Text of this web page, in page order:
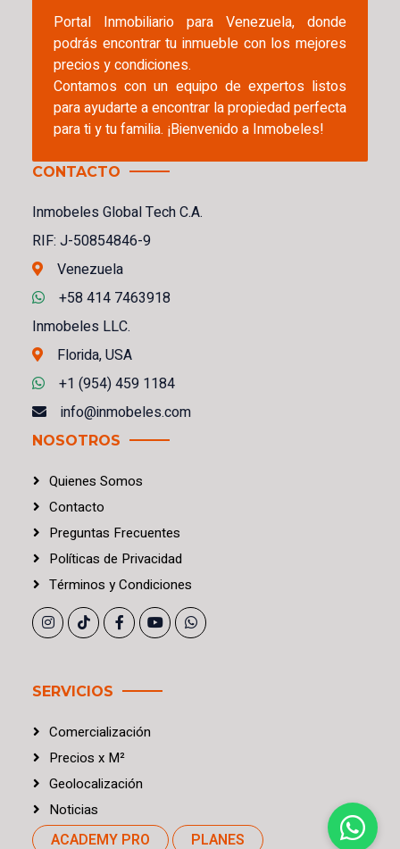
Portal Inmobiliario para Venezuela, donde
podrás encontrar tu inmueble con los mejores
precios y condiciones.
Contamos con un equipo de expertos listos
para ayudarte a encontrar la propiedad perfecta
para ti y tu familia. ¡Bienvenido a Inmobeles!
CONTACTO
Inmobeles Global Tech C.A.
RIF: J-50854846-9
Venezuela
+58 414 7463918
Inmobeles LLC.
Florida, USA
+1 (954) 459 1184
info@inmobeles.com
NOSOTROS
Quienes Somos
Contacto
Preguntas Frecuentes
Políticas de Privacidad
Términos yCondiciones
SERVICIOS
Comercialización
Precios x M²
Geolocalización
Noticias
ACADEMY PRO PLANES